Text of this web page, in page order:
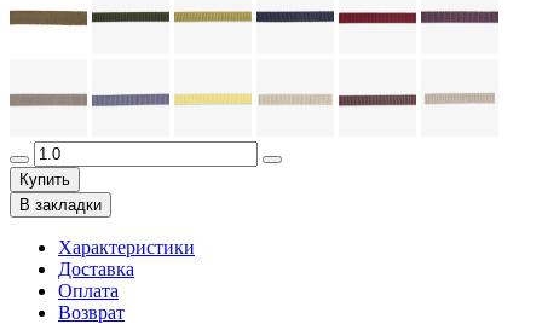
Купить
В закладки
Характеристики
Доставка
Оплата
Возврат